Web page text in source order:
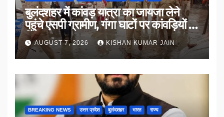
बुलंदशहर में कांवड़ यात्रा का जायजा लेने
पहुंचे एसपी ग्रामीण, गंगा घाटों पर कांवड़ियों से
किया संवाद
AUGUST 7, 2026 KISHAN KUMAR JAIN
BREAKING NEWS उत्तर प्रदेश बुलंदशहर भारत राज्य